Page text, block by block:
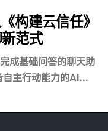
构建云信任》
范式
成基础问答的聊天助
主行动能力的AI...